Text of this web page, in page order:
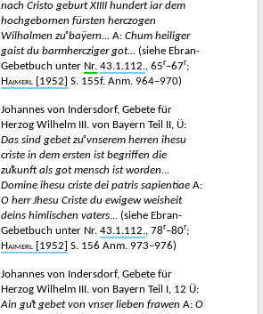
nach Cristo geburt XIIII hundert iar dem
hochgebornen fürsten herczogen
Wilhalmen zuͦ baÿern... A: Chum heiliger
gaist du barmhercziger got... (siehe Ebran-
Gebetbuch unter Nr. 43.1.112., 65r–67r;
Haimerl [1952] S. 155f. Anm. 964–970)
Johannes von Indersdorf, Gebete für
Herzog Wilhelm III. von Bayern Teil II, Ü:
Das sind gebet zuͦ vnserem herren ihesu
criste in dem ersten ist begriffen die
zuͦkunft als got mensch ist worden...
Domine ihesu criste dei patris sapientiae A:
O herr Jhesu Criste du ewigew weisheit
deins himlischen vaters... (siehe Ebran-
Gebetbuch unter Nr. 43.1.112., 78r–80r;
Haimerl [1952] S. 156 Anm. 973–976)
Johannes von Indersdorf, Gebete für
Herzog Wilhelm III. von Bayern Teil I, 12 Ü:
Ain guͦt gebet von vnser lieben frawen A: O